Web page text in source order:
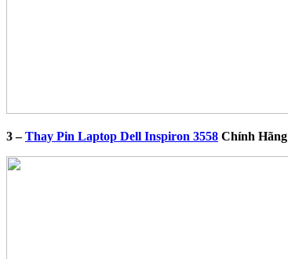
3 –Thay Pin Laptop Dell Inspiron 3558 Chính Hãng